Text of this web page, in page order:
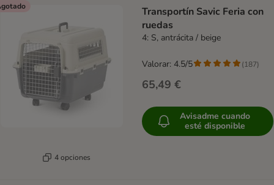
4 opciones
Transportín Savic Feria con
ruedas
4: S, antrácita / beige
65,49 €
Valorar: 4.5/5 (187)
Avisadme cuando
esté disponible